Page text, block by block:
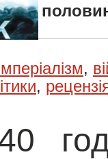
,
,